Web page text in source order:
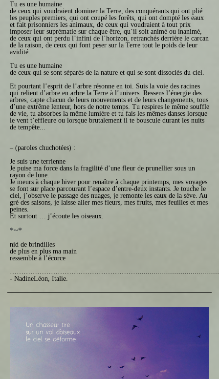
Tu es une humaine
de ceux qui voudraient dominer la Terre, des conquérants qui ont plié
les peuples premiers, qui ont coupé les forêts, qui ont dompté les eaux
et fait prisonniers les animaux, de ceux qui voudraient à tout prix
imposer leur suprématie sur chaque être, qu’il soit animé ou inanimé,
de ceux qui ont perdu l’infini de l’horizon, retranchés derrière le carcan
de la raison, de ceux qui font peser sur la Terre tout le poids de leur
avidité.
Tu es une humaine
de ceux qui se sont séparés de la nature et qui se sont dissociés du ciel.
Et pourtant l’esprit de l’arbre résonne en toi. Suis la voie des racines
qui relient d’arbre en arbre la Terre à l’univers. Ressens l’énergie des
arbres, capte chacun de leurs mouvements et de leurs changements, tous
d’une extrême lenteur, hors de notre temps. Tu respires le même souffle
de vie, tu absorbes la même lumière et tu fais les mêmes danses lorsque
le vent t’effleure ou lorsque brutalement il te bouscule durant les nuits
de tempête...
– (paroles chuchotées) :
Je suis une terrienne
Je puise ma force dans la fragilité d’une fleur de prunellier sous un
rayon de lune.
Je meurs à chaque hiver pour renaître à chaque printemps, mes voyages
se font sur place parcourant l’espace d’entre-deux instants. Je touche le
ciel, j’observe le passage des nuages, je remonte les eaux de la sève. Au
gré des saisons, je laisse aller mes fleurs, mes fruits, mes feuilles et mes
peines.
Et surtout … j’écoute les oiseaux.
*~*
nid de brindilles
de plus en plus ma main
ressemble à l’écorce
…………………………………………………
- NadineLéon, Italie.